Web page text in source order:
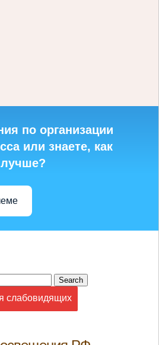
по организации
или знаете, как
слабовидящих